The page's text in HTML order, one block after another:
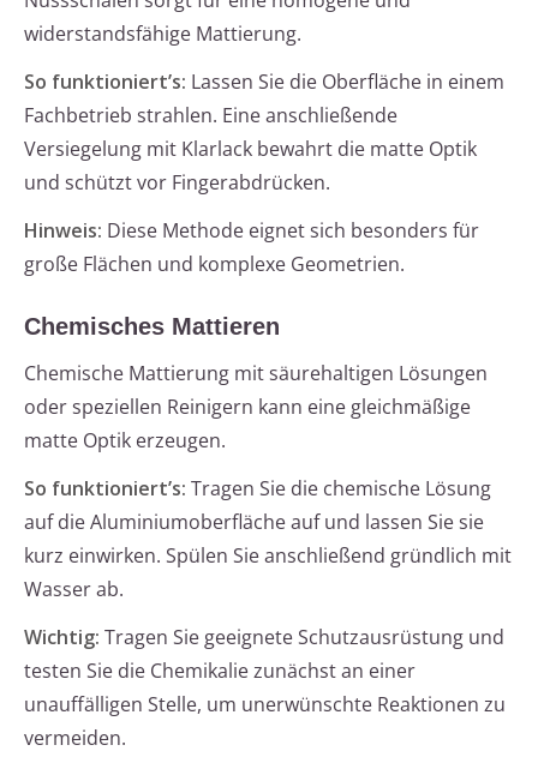
widerstandsfähige Mattierung.
So funktioniert’s: Lassen Sie die Oberfläche in einem
Fachbetrieb strahlen. Eine anschließende
Versiegelung mit Klarlack bewahrt die matte Optik
und schützt vor Fingerabdrücken.
Hinweis: Diese Methode eignet sich besonders für
große Flächen und komplexe Geometrien.
Chemisches Mattieren
Chemische Mattierung mit säurehaltigen Lösungen
oder speziellen Reinigern kann eine gleichmäßige
matte Optik erzeugen.
So funktioniert’s: Tragen Sie die chemische Lösung
auf die Aluminiumoberfläche auf und lassen Sie sie
kurz einwirken. Spülen Sie anschließend gründlich mit
Wasser ab.
Wichtig: Tragen Sie geeignete Schutzausrüstung und
testen Sie die Chemikalie zunächst an einer
unauffälligen Stelle, um unerwünschte Reaktionen zu
vermeiden.